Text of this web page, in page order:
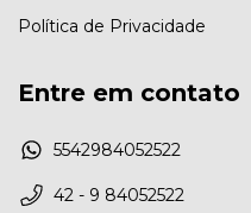
Política de Privacidade
Entre em contato
5542984052522
42 - 9 84052522